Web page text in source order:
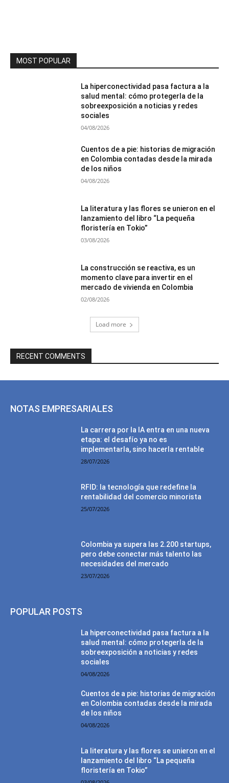
MOST POPULAR
La hiperconectividad pasa factura a la
salud mental: cómo protegerla de la
sobreexposición a noticias y redes
sociales
04/08/2026
Cuentos de a pie: historias de migración
en Colombia contadas desde la mirada
de los niños
04/08/2026
La literatura y las flores se unieron en el
lanzamiento del libro “La pequeña
floristería en Tokio”
03/08/2026
La construcción se reactiva, es un
momento clave para invertir en el
mercado de vivienda en Colombia
02/08/2026
Load more
RECENT COMMENTS
NOTAS EMPRESARIALES
La carrera por la IA entra en una nueva
etapa: el desafío ya no es
implementarla, sino hacerla rentable
28/07/2026
RFID: la tecnología que redefine la
rentabilidad del comercio minorista
25/07/2026
Colombia ya supera las 2.200 startups,
pero debe conectar más talento las
necesidades del mercado
23/07/2026
POPULAR POSTS
La hiperconectividad pasa factura a la
salud mental: cómo protegerla de la
sobreexposición a noticias y redes
sociales
04/08/2026
Cuentos de a pie: historias de migración
en Colombia contadas desde la mirada
de los niños
04/08/2026
La literatura y las flores se unieron en el
lanzamiento del libro “La pequeña
floristería en Tokio”